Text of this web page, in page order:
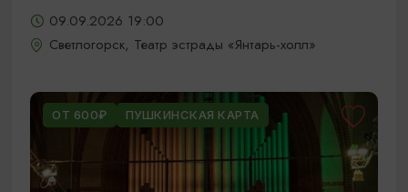
09.09.2026 19:00
Светлогорск, Театр эстрады «Янтарь-холл»
ОТ 600₽ ПУШКИНСКАЯ КАРТА